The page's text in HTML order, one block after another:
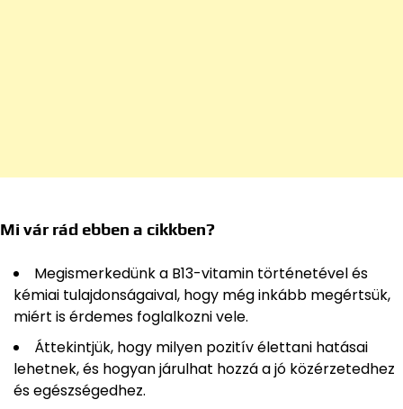
Mi vár rád ebben a cikkben?
Megismerkedünk a B13-vitamin történetével és
kémiai tulajdonságaival, hogy még inkább megértsük,
miért is érdemes foglalkozni vele.
Áttekintjük, hogy milyen pozitív élettani hatásai
lehetnek, és hogyan járulhat hozzá a jó közérzetedhez
és egészségedhez.